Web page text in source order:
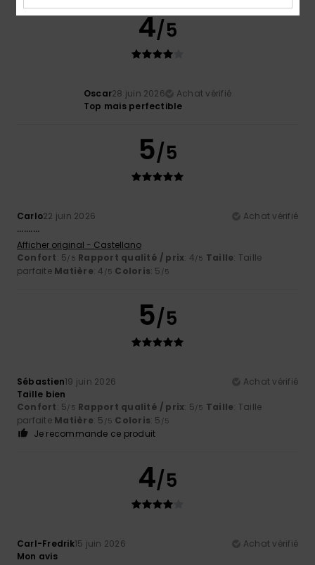
4/5
Oscar28 juin 2026
Achat vérifié
Top mais perfectible
5/5
Carlo22 juin 2026
Achat vérifié
..........
Afficher original - Castellano
Confort: 5/5 Rapport qualité / prix: 4/5 Taille: Taille
parfaite Matière: 4 /5 Coloris: 5 /5
5/5
Sébastien19 juin 2026
Achat vérifié
Taille bien
Confort: 5/5 Rapport qualité / prix: 5/5 Taille: Taille
parfaite Matière: 5 /5 Coloris: 5 /5
Je recommande ce produit
4/5
Carl-Fredrik15 juin 2026
Achat vérifié
Mon avis